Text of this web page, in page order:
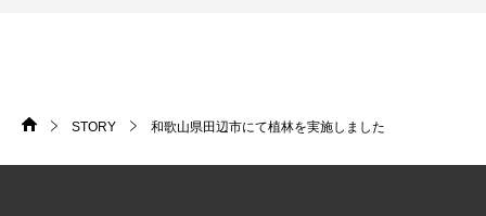
STORY
和歌山県田辺市にて植林を実施しました